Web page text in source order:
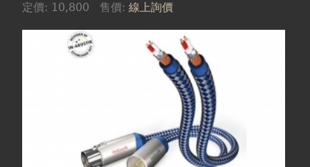
定價: 10,800 售價:線上詢價